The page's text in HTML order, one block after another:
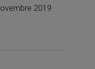
2019